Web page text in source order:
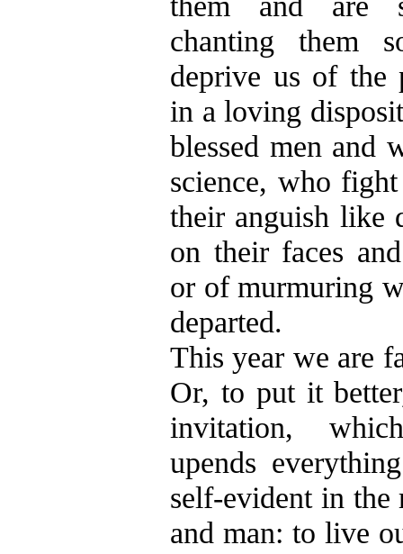
chanting them
deprive us of the
in a loving
blessed men and
science, who
their anguish like
on their faces
or of murmuring
departed.
This year we are
Or, to put it
invitation,
upends
self-evident in
and man: to live